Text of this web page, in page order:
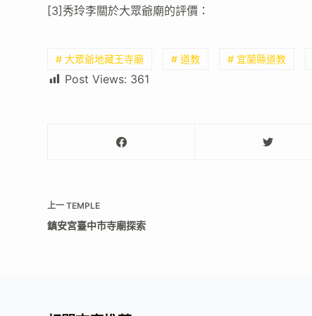
[3]秀玲李關於大眾爺廟的評價：
# 大眾爺地藏王寺廟 # 道教 # 宜蘭縣道教
Post Views: 361
上一TEMPLE
鎮安宮臺中市寺廟探索